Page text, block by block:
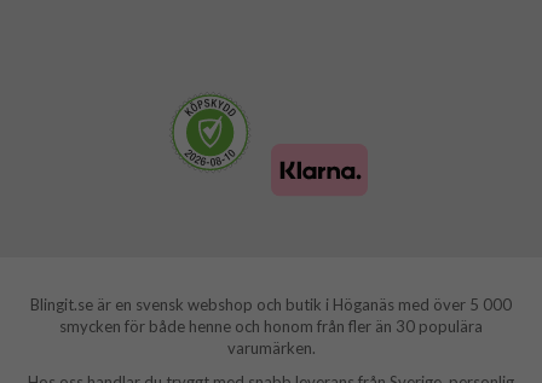
Blingit.se är en svensk webshop och butik i Höganäs med över 5 000
smycken för både henne och honom från fler än 30 populära
varumärken.